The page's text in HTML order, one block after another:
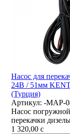
Насос для
24В / 51мм
(Турция)
Артикул: -MAP-
Насос
перекачки
1 320,00 c